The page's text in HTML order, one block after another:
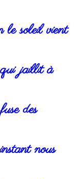
le soleil vient
jaillit à
des
nous